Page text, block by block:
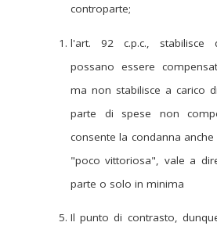
controparte;
l'art. 92 c.p.c., stabilisce
possano essere
ma non stabilisce a carico
parte di spese non
consente la condanna
"poco vittoriosa", vale a
parte o solo in minima
Il punto di contrasto,